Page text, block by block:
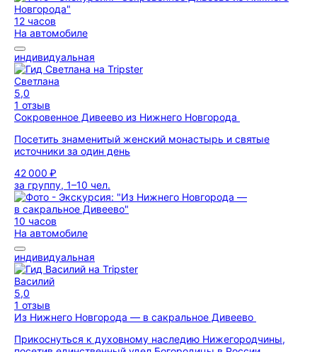
12 часов
На автомобиле
индивидуальная
Светлана
5,0
1 отзыв
Сокровенное Дивеево из Нижнего Новгорода
Посетить знаменитый женский монастырь и святые
источники за один день
42 000 ₽
за группу, 1–10 чел.
10 часов
На автомобиле
индивидуальная
Василий
5,0
1 отзыв
Из Нижнего Новгорода — в сакральное Дивеево
Прикоснуться к духовному наследию Нижегородчины,